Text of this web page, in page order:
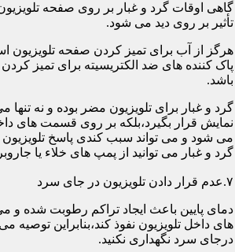
گاهی اوقات گرد و غبار بر روی صفحه
تأثیر بر روی دید می شود.
هرگز از آب برای تمیز کردن صفحه تلویزیون
پاک کننده های ضد الکتریسیته برای تمیز
باشد.
گرد و غبار برای تلویزیون مضر بوده و نه
نمایش قرار بگیرد،بلکه بر روی قسمت های
می شود و می تواند سبب کندی پاسخ
گرد و غبار می توانید از پمپ های خلاء یا
۷.عدم قرار دادن تلویزیون در جای سرد
دمای پایین باعث ایجاد تراکم رطوبت شده و
های داخل تلویزیون نفوذ کند،بنابراین توصیه
درجای سرد نگهداری نکنید.